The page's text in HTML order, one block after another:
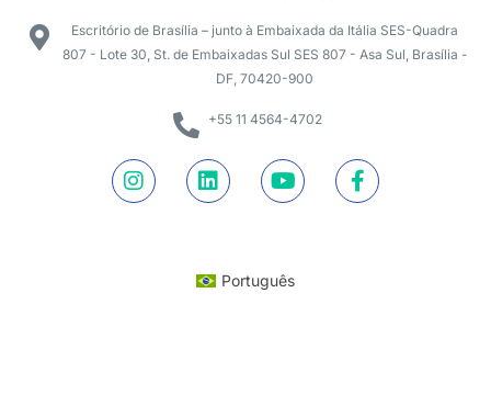
Escritório de Brasília – junto à Embaixada da Itália SES-Quadra
807 - Lote 30, St. de Embaixadas Sul SES 807 - Asa Sul, Brasília -
DF, 70420-900
+55 11 4564-4702
Português